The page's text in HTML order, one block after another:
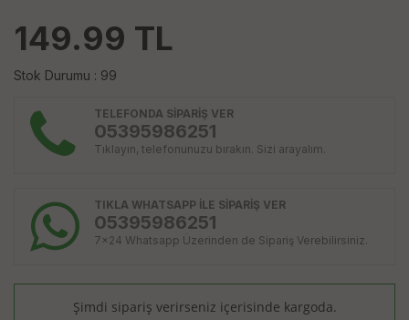
149.99 TL
Stok Durumu : 99
TELEFONDA SİPARİŞ VER
05395986251
Tıklayın, telefonunuzu bırakın. Sizi arayalım.
TIKLA WHATSAPP İLE SİPARİŞ VER
05395986251
7x24 Whatsapp Üzerinden de Sipariş Verebilirsiniz.
Şimdi sipariş verirseniz içerisinde kargoda.